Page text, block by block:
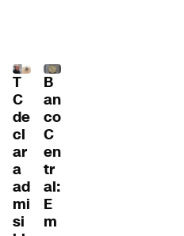
T
C
de
cl
ar
a
ad
mi
si
B
an
co
C
en
tr
al:
E
m